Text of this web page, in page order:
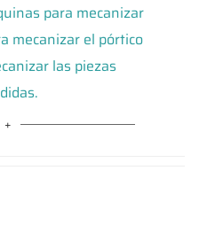
para mecanizar
mecanizar el pórtico
las piezas